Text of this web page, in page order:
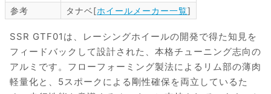
参考
タナベ[ホイールメーカー一覧]
SSR GTF01は、レーシングホイールの開発で得た知見を
フィードバックして設計された、本格チューニング志向の
アルミです。フローフォーミング製法によるリム部の薄肉
軽量化と、5スポークによる剛性確保を両立しているた